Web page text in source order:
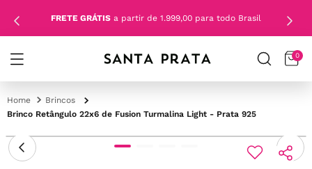
FRETE GRÁTIS a partir de 1.999,00 para todo Brasil
0
Brincos
Brinco Retângulo 22x6 de Fusion Turmalina Light - Prata 925